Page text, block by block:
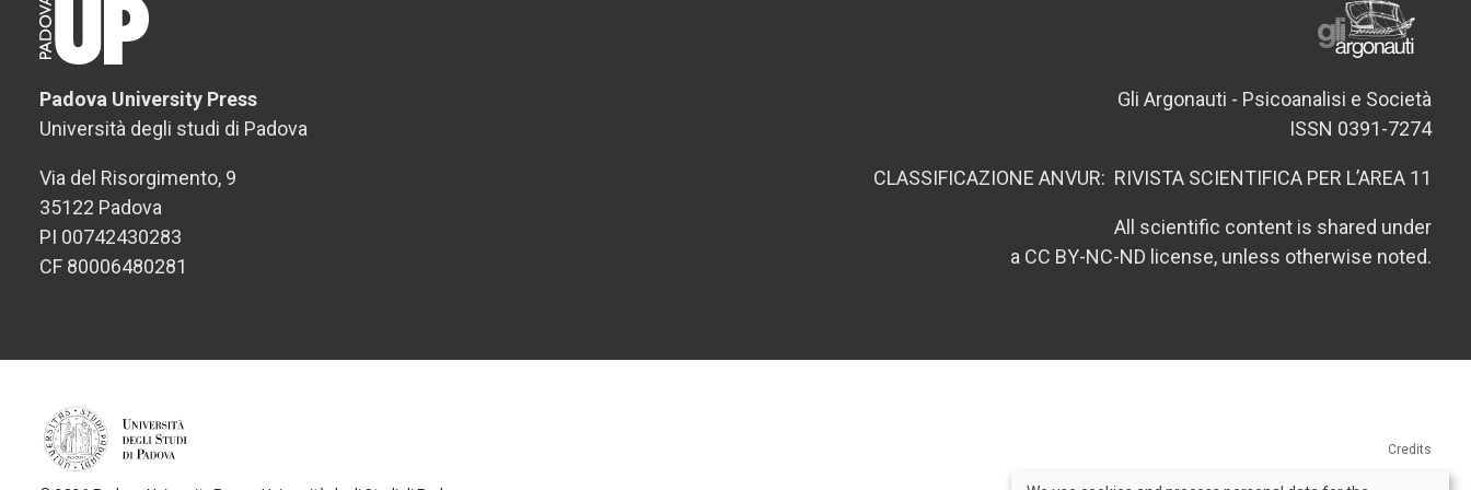
Padova University Press
Università degli studi di Padova
Via del Risorgimento, 9
35122 Padova
PI 00742430283
CF 80006480281
Gli Argonauti - Psicoanalisi e Società
ISSN 0391-7274
CLASSIFICAZIONE ANVUR: RIVISTA SCIENTIFICA PER L’AREA 11
All scientific content is shared under
a CC BY-NC-ND license, unless otherwise noted.
Credits